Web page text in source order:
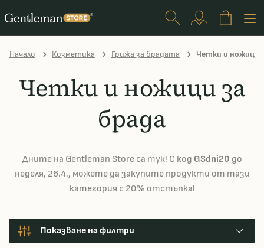
Начало Козметика Грижа за брадата Четки и ножици
Четки и ножици за
брада
Дните на Gentleman Store са тук! С код GSdni20 до
неделя, 26.4., можете да закупите продукти от тази
категория с 20% отстъпка!
Показване на филтри